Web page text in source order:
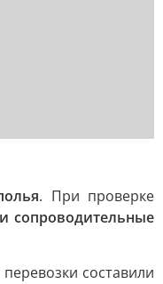
. При проверке
сопроводительные
составили